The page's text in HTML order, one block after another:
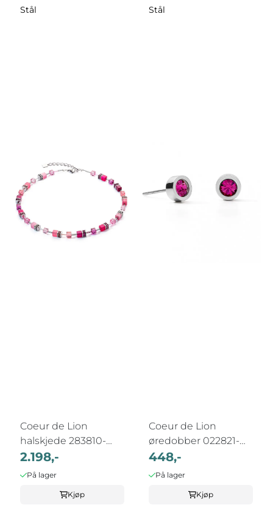
Stål
Coeur de Lion
halskjede 283810-
0422
2.198,-
På lager
Kjøp
Stål
Coeur de Lion
øredobber 022821-
0417
448,-
På lager
Kjøp